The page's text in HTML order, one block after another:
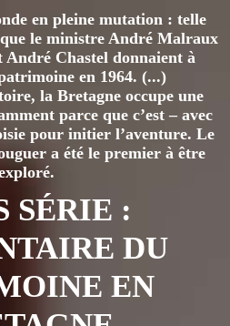
en pleine mutation : telle
le ministre André Malraux
André Chastel donnaient à
en 1964. (...)
la Bretagne occupe une
parce que c’est – avec
pour initier l’aventure. Le
a été le premier à être
SÉRIE :
DU
EN